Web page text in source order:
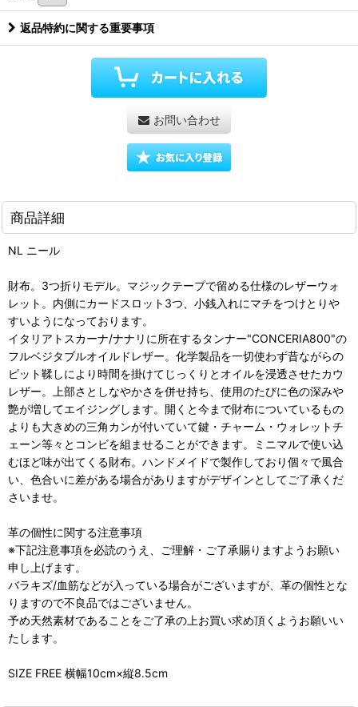
返品特約に関する重要事項
お問い合わせ
商品詳細
NL ニール
財布。3つ折りモデル。マジックテープで留める仕様のレザーウォ
レット。内側にカードスロット3つ、小銭入れにマチをつけとりや
すいようになっております。
イタリアトスカーナ/ナナリに所在するタンナー"CONCERIA800"の
フルベジタブルオイルドレザー。化学製品を一切使わず昔ながらの
ピット鞣しにより時間を掛けてじっくりとオイルを浸透させたカウ
レザー。上部さとしなやかさを併せ持ち、使用のたびに色の深みや
艶が増してエイジングします。開くと今まで財布についているもの
よりも大きめの三角カンが付いていて鍵・チャーム・ウォレットチ
ェーン等々とコンビを組ませることができます。ミニマルで使い込
むほど味が出てくる財布。ハンドメイドで製作しており個々で風合
い、色合いに差がある場合がありますがデザインとしてご了承くだ
さいませ。
革の個性に関する注意事項
※下記注意事項を必読のうえ、ご理解・ご了承賜りますようお願い
申し上げます。
バラキズ/血筋などが入っている場合がございますが、革の個性とな
りますので不良品ではございません。
予め天然素材であることをご了承の上お買い求め頂くようお願いい
たします。
SIZE FREE 横幅10cm×縦8.5cm